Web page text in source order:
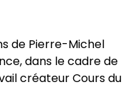
de Pierre-Michel
dans le cadre de
créateur Cours du